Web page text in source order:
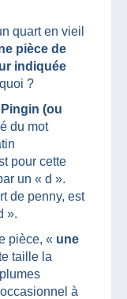
quart en vieil
pièce de
indiquée
?
(ou
du mot
pour cette
un « d ».
de penny, est
».
pièce, « une
taille la
à